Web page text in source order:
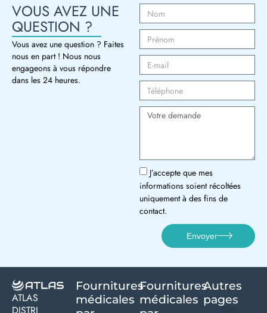
VOUS AVEZ UNE
QUESTION ?
Vous avez une question ? Faites
nous en part ! Nous nous
engageons à vous répondre
dans les 24 heures.
J’accepte que mes
informations soient récoltées
uniquement à des fins de
contact.
Envoyer
ATLAS
DISTRI
Fournitures
médicales
Fournitures
médicales
Autres
pages